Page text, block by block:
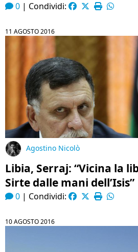
0 | Condividi:
11 AGOSTO 2016
Agostino Nicolò
Libia, Serraj: “Vicina la
Sirte dalle mani dell’Isis”
0 | Condividi:
10 AGOSTO 2016